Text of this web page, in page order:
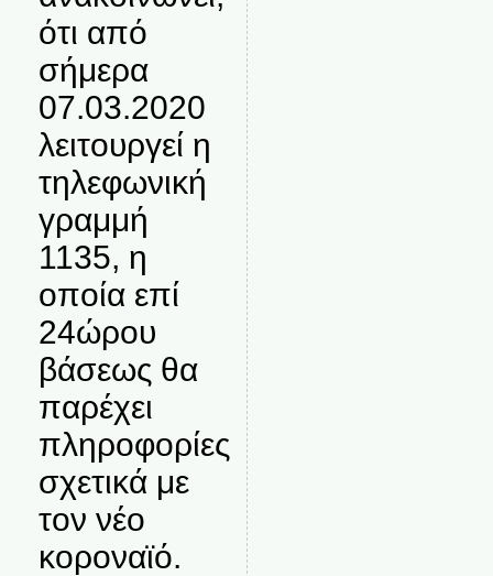
ότι από
σήμερα
07.03.2020
λειτουργεί η
τηλεφωνική
γραμμή
1135, η
οποία επί
24ώρου
βάσεως θα
παρέχει
πληροφορίες
σχετικά με
τον νέο
κοροναϊό.